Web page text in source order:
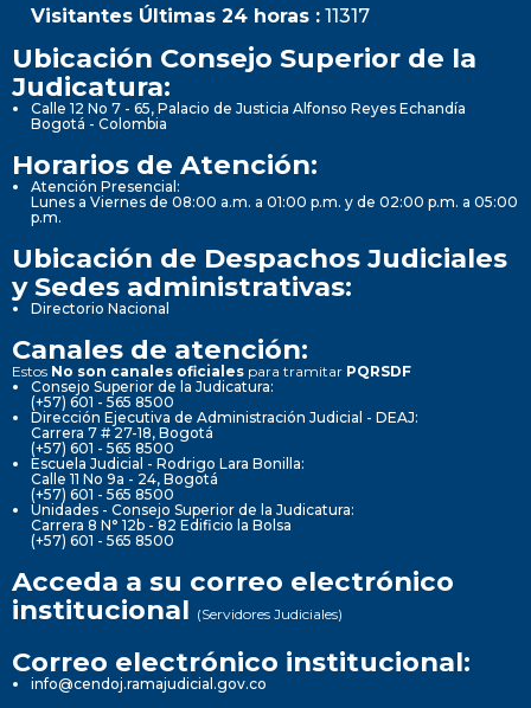
Visitantes Últimas 24 horas : 11317
Ubicación Consejo Superior de la
Judicatura:
Calle 12 No 7 - 65, Palacio de Justicia Alfonso Reyes Echandía
Bogotá - Colombia
Horarios de Atención:
Atención Presencial:
Lunes a Viernes de 08:00 a.m. a 01:00 p.m. y de 02:00 p.m. a 05:00
p.m.
Ubicación de Despachos Judiciales
y Sedes administrativas:
Directorio Nacional
Canales de atención:
Estos No son canales oficiales para tramitar PQRSDF
Consejo Superior de la Judicatura:
(+57) 601 - 565 8500
Dirección Ejecutiva de Administración Judicial - DEAJ:
Carrera 7 # 27-18, Bogotá
(+57) 601 - 565 8500
Escuela Judicial - Rodrigo Lara Bonilla:
Calle 11 No 9a - 24, Bogotá
(+57) 601 - 565 8500
Unidades - Consejo Superior de la Judicatura:
Carrera 8 N° 12b - 82 Edificio la Bolsa
(+57) 601 - 565 8500
Acceda a su correo electrónico
institucional (Servidores Judiciales)
Correo electrónico institucional:
info@cendoj.ramajudicial.gov.co